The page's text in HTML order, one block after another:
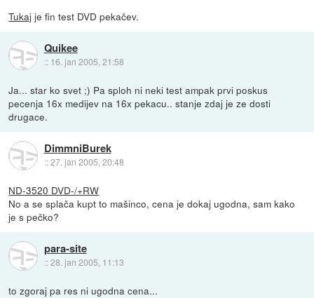
Tukaj je fin test DVD pekačev.
Quikee
:: 16. jan 2005, 21:58
Ja... star ko svet ;) Pa sploh ni neki test ampak prvi poskus
pecenja 16x medijev na 16x pekacu.. stanje zdaj je ze dosti
drugace.
DimmniBurek
::27. jan 2005, 20:48
ND-3520 DVD-/+RW
No a se splača kupt to mašinco, cena je dokaj ugodna, sam kako
je s pečko?
para-site
::28. jan 2005, 11:13
to zgoraj pa res ni ugodna cena...